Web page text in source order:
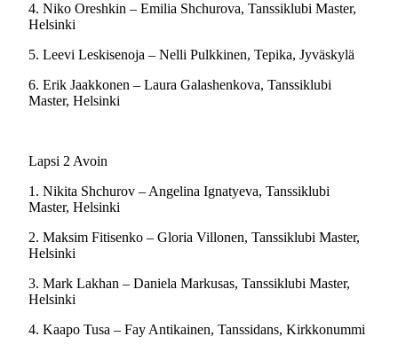
4. Niko Oreshkin – Emilia Shchurova, Tanssiklubi Master,
Helsinki
5. Leevi Leskisenoja – Nelli Pulkkinen, Tepika, Jyväskylä
6. Erik Jaakkonen – Laura Galashenkova, Tanssiklubi
Master, Helsinki
Lapsi 2 Avoin
1. Nikita Shchurov – Angelina Ignatyeva, Tanssiklubi
Master, Helsinki
2. Maksim Fitisenko – Gloria Villonen, Tanssiklubi Master,
Helsinki
3. Mark Lakhan – Daniela Markusas, Tanssiklubi Master,
Helsinki
4. Kaapo Tusa – Fay Antikainen, Tanssidans, Kirkkonummi